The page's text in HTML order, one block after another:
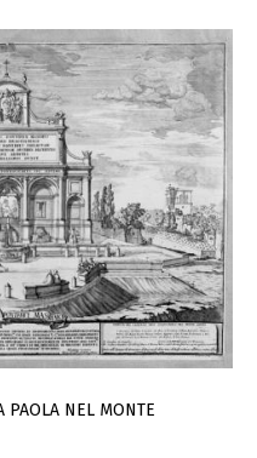
PAOLA NEL MONTE